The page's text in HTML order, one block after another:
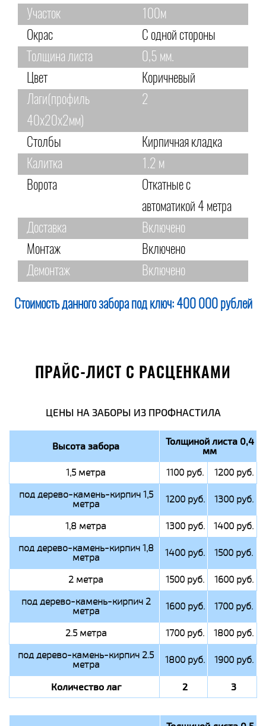
Участок
100м
Окрас
С одной стороны
Толщина листа
0,5 мм.
Цвет
Коричневый
Лаги(профиль
40х20х2мм)
2
Столбы
Кирпичная кладка
Калитка
1.2 м
Ворота
Откатные с
автоматикой 4 метра
Доставка
Включено
Монтаж
Включено
Демонтаж
Включено
Стоимость данного забора под ключ: 400 000 рублей
ПРАЙС-ЛИСТ С РАСЦЕНКАМИ
ЦЕНЫ НА ЗАБОРЫ ИЗ ПРОФНАСТИЛА
Высота забора Толщиной листа 0,4
мм
1,5 метра 1100 руб.
1200 руб.
под дерево-камень-кирпич 1,5
метра 1200 руб. 1300 руб.
1,8 метра 1300 руб.
1400 руб.
под дерево-камень-кирпич 1,8
метра 1400 руб. 1500 руб.
2 метра 1500 руб.
1600 руб.
под дерево-камень-кирпич 2
метра 1600 руб. 1700 руб.
2.5 метра 1700 руб.
1800 руб.
под дерево-камень-кирпич 2.5
метра 1800 руб. 1900 руб.
Количество лаг 2 3